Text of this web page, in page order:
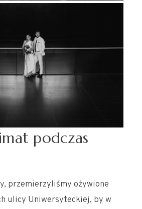
podczas
przemierzyliśmy ożywione
ulicy Uniwersyteckiej, by w